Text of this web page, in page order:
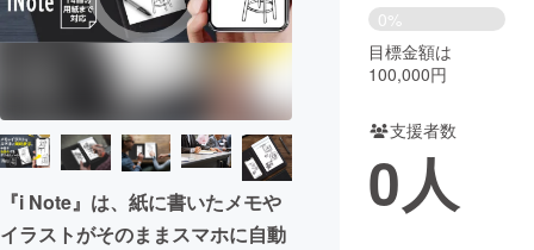
ビジネス・起業 チャレンジ
まちづくり・地域活性化
CAMPFIRE for Social Good CAMPFIRE Creation
CAMPFIREふるさと納税machi-ya コミュニティ
『i Note』は、紙に書いたメモや
イラストがそのままスマホに自動
0%
目標金額は
100,000円
支援者数
0人